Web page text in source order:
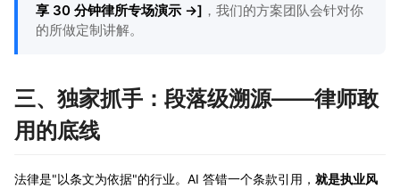
享 30 分钟律所专场演示 →] ，我们的方案团队会针对你
的所做定制讲解。
三、独家抓手：段落级溯源——律师敢
用的底线
法律是"以条文为依据"的行业。AI 答错一个条款引用， 就是执业风